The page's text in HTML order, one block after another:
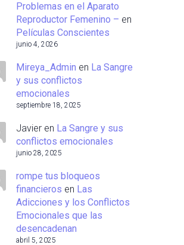
Problemas en el Aparato
Reproductor Femenino – en
Películas Conscientes
junio 4, 2026
Mireya_Admin en La Sangre
y sus conflictos
emocionales
septiembre 18, 2025
Javier en La Sangre y sus
conflictos emocionales
junio 28, 2025
rompe tus bloqueos
financieros en Las
Adicciones y los Conflictos
Emocionales que las
desencadenan
abril 5, 2025